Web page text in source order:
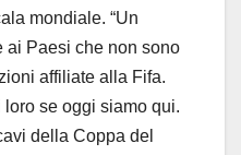
mondiale. “Un
ai Paesi che non sono
affiliate alla Fifa.
loro se oggi siamo qui.
della Coppa del